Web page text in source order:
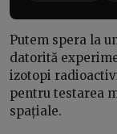
Putem spera la
datorită
izotopi
pentru testarea
spațiale.